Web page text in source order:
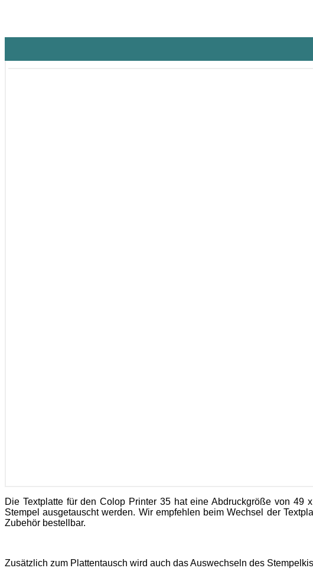
Die Textplatte für den Colop Printer 35 hat eine Abdruckgröße von
Stempel ausgetauscht werden. Wir empfehlen beim Wechsel der
Zubehör bestellbar.
Zusätzlich zum Plattentausch wird auch das Auswechseln des